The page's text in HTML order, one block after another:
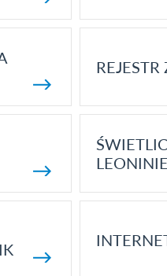
LEONINIE